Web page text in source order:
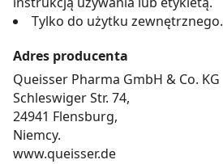
Tylko do użytku zewnętrznego.
Adres producenta
Queisser Pharma GmbH & Co. KG
Schleswiger Str. 74,
24941 Flensburg,
Niemcy.
www.queisser.de